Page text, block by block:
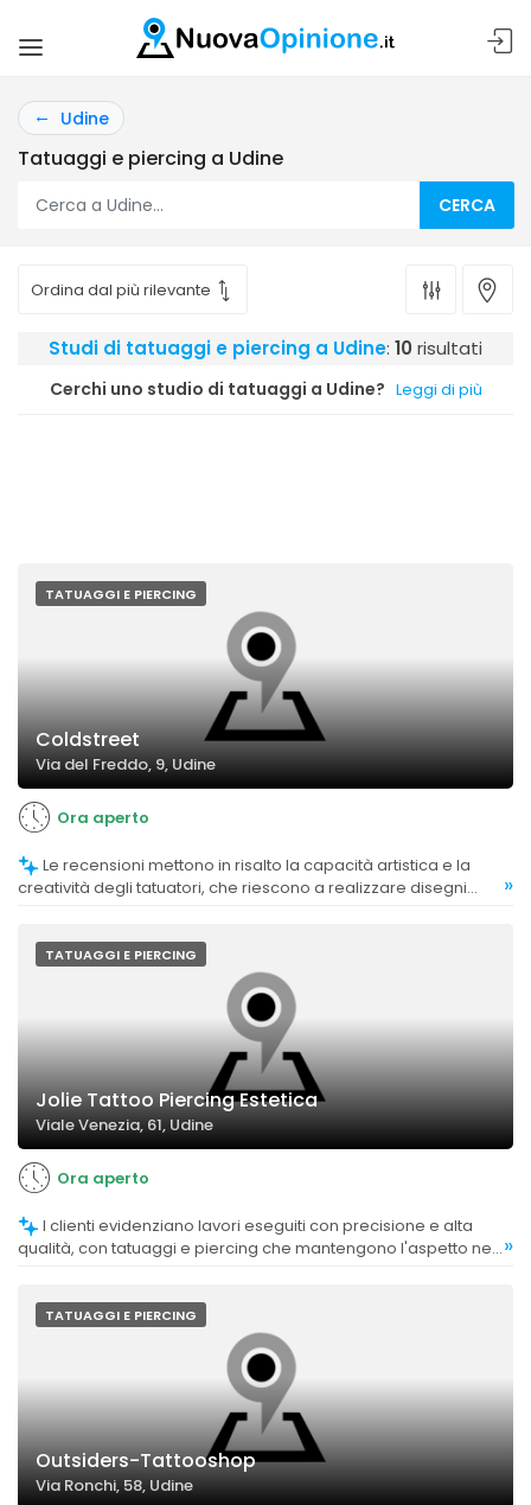
Udine
Tatuaggi e piercing a Udine
CERCA
Studi di tatuaggi e piercing a Udine: 10 risultati
Cerchi uno studio di tatuaggi a Udine? Leggi di più
TATUAGGI E PIERCING
Coldstreet
Via del Freddo, 9, Udine
Ora aperto
creatività degli tatuatori, che riescono a realizzare disegni
»
TATUAGGI E PIERCING
Jolie Tattoo Piercing Estetica
Viale Venezia, 61, Udine
Ora aperto
qualità, con tatuaggi e piercing che mantengono l'aspetto nel »
TATUAGGI E PIERCING
Outsiders-Tattooshop
Via Ronchi, 58, Udine